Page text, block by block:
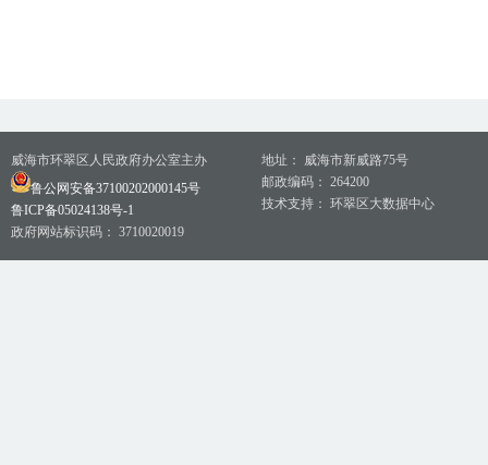
威海市环翠区人民政府办公室主办
鲁公网安备37100202000145号
鲁ICP备05024138号-1
政府网站标识码： 3710020019
地址： 威海市新威路75号
邮政编码： 264200
技术支持： 环翠区大数据中心